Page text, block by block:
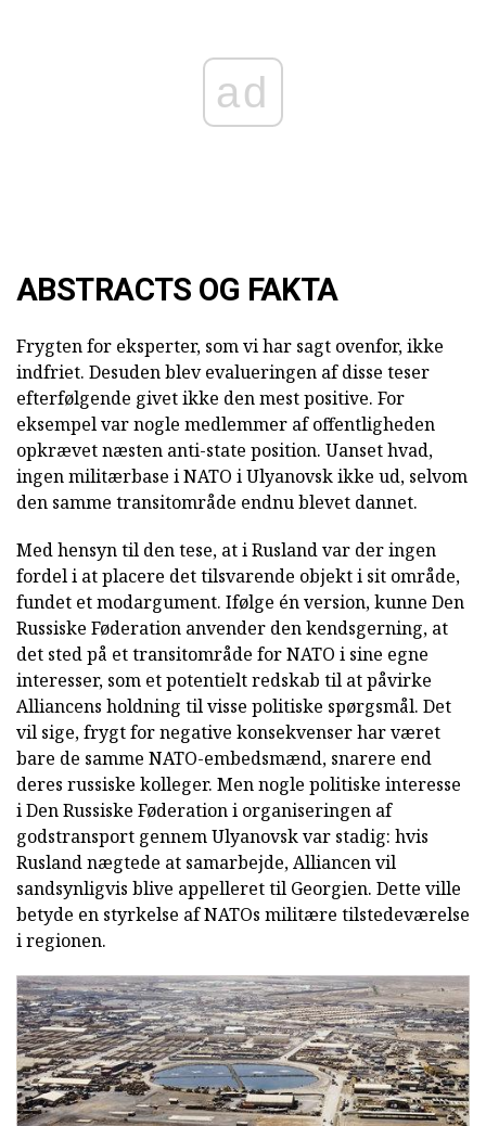
ad
ABSTRACTS OG FAKTA
Frygten for eksperter, som vi har sagt ovenfor, ikke
indfriet. Desuden blev evalueringen af disse teser
efterfølgende givet ikke den mest positive. For
eksempel var nogle medlemmer af offentligheden
opkrævet næsten anti-state position. Uanset hvad,
ingen militærbase i NATO i Ulyanovsk ikke ud, selvom
den samme transitområde endnu blevet dannet.
Med hensyn til den tese, at i Rusland var der ingen
fordel i at placere det tilsvarende objekt i sit område,
fundet et modargument. Ifølge én version, kunne Den
Russiske Føderation anvender den kendsgerning, at
det sted på et transitområde for NATO i sine egne
interesser, som et potentielt redskab til at påvirke
Alliancens holdning til visse politiske spørgsmål. Det
vil sige, frygt for negative konsekvenser har været
bare de samme NATO-embedsmænd, snarere end
deres russiske kolleger. Men nogle politiske interesse
i Den Russiske Føderation i organiseringen af
godstransport gennem Ulyanovsk var stadig: hvis
Rusland nægtede at samarbejde, Alliancen vil
sandsynligvis blive appelleret til Georgien. Dette ville
betyde en styrkelse af NATOs militære tilstedeværelse
i regionen.